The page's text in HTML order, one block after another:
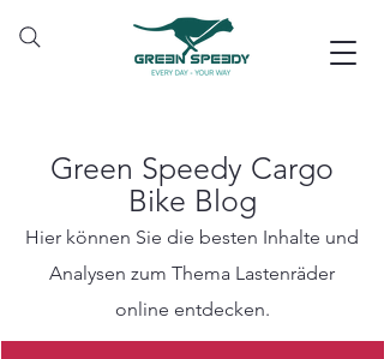
Green Speedy Cargo
Bike Blog
Hier können Sie die besten Inhalte und
Analysen zum Thema Lastenräder
online entdecken.